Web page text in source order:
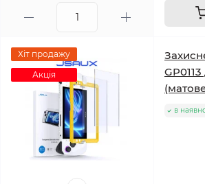
Хіт продажу
Акція
в